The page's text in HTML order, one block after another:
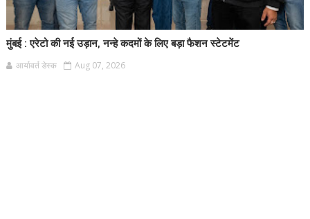
मुंबई : एरेटो की नई उड़ान, नन्हे कदमों के लिए बड़ा फैशन स्टेटमेंट
आर्यावर्त डेस्क Aug 07, 2026